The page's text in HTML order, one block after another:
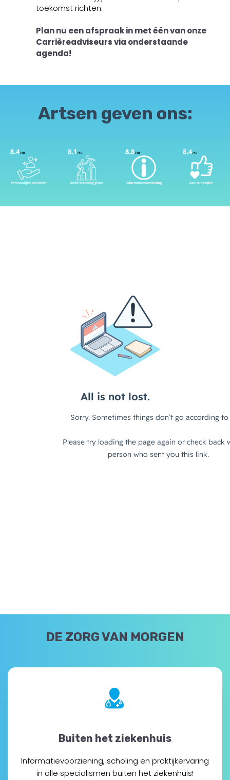
toekomst richten.
Plan nu een afspraak in met één van onze
Carrièreadviseurs via onderstaande
agenda!
Artsen geven ons:
DE ZORG VAN MORGEN
Buiten het ziekenhuis
Informatievoorziening, scholing en praktijkervaring
in alle specialismen buiten het ziekenhuis!